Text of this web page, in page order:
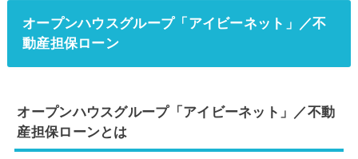
オープンハウスグループ「アイビーネット」／不
動産担保ローン
オープンハウスグループ「アイビーネット」／不動
産担保ローンとは